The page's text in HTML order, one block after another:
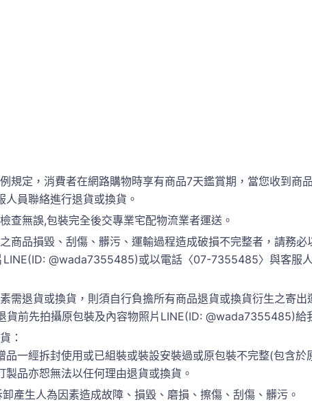
規定，消費者在網路購物時享有商品7天鑑賞期，當您收到商
員聯絡進行退貨或換貨。
查無誤,包裝完全後交專業宅配物流業者運送。
商品損毀、刮傷、髒污、運輸過程造成破損不完整者，請務
LINE(ID: @wada7355485)或以電話〈07-7355485〉與客服
需退貨或換貨，則須自行負擔所有商品退貨或換貨衍生之寄
貨前先拍攝原包裝及內容物照片LINE(ID: @wada7355485)給
：
品一經拆封使用或已組裝或裝設安裝過或原包裝不完整(包含
品亦恕無法以任何理由退貨或換貨。
產生人為因素造成故障、損毀、磨損、擦傷、刮傷、髒污。